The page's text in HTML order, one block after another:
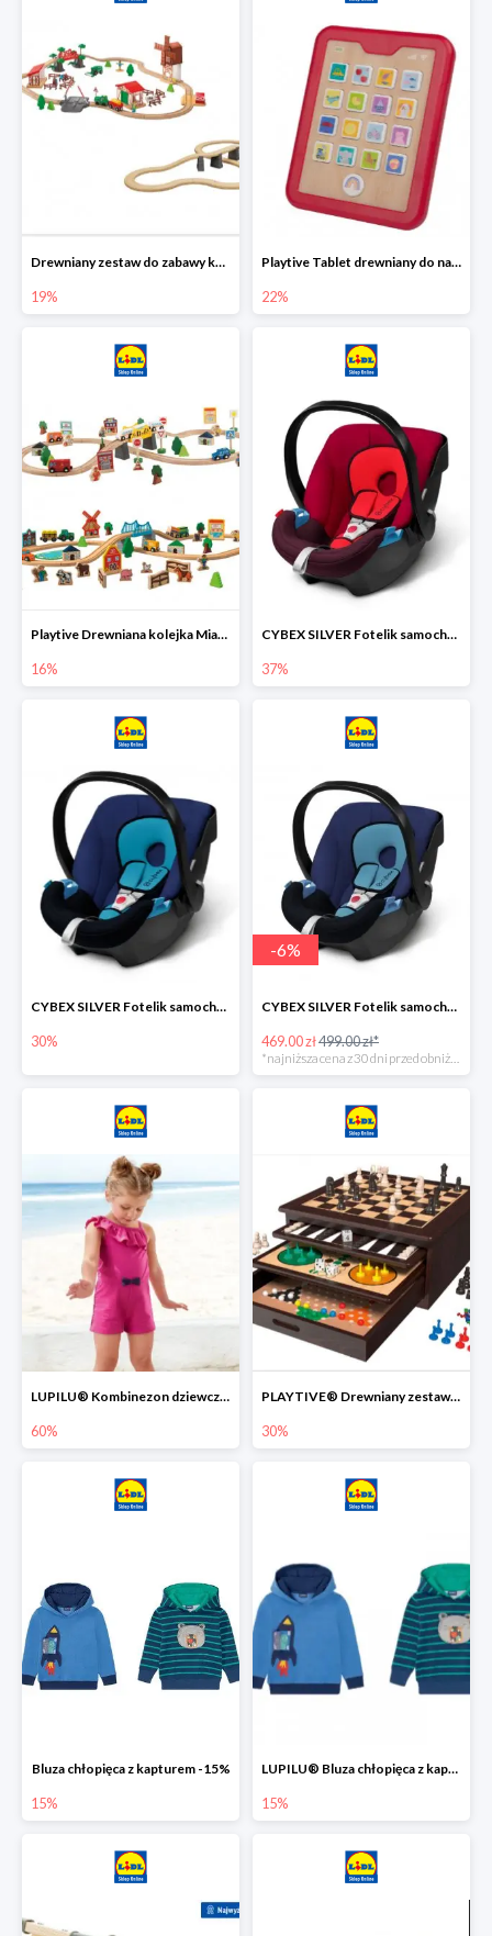
Drewniany zestaw do zabawy kolejką - farma i wiadukt
19%
Playtive Tablet drewniany do nauki, interaktywny
22%
Playtive Drewniana kolejka Miasto lub Farma
16%
CYBEX SILVER Fotelik samochodowy
37%
CYBEX SILVER Fotelik samochodowy -30%
30%
-6%
CYBEX SILVER Fotelik samochodowy + dostawa gratis!
469.00 zł499.00 zł*
*najniższa cena z 30 dni przed obniżką
LUPILU® Kombinezon dziewczęcy z bawełny
60%
PLAYTIVE® Drewniany zestaw gier 10 w 1
30%
Bluza chłopięca z kapturem -15%
15%
LUPILU® Bluza chłopięca z kapturem
15%